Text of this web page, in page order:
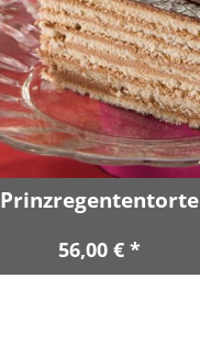
Prinzregententorte
56,00 € *